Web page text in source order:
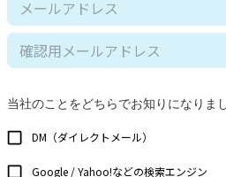
当社のことをどちらでお知りになりま
DM（ダイレクトメール）
Google / Yahoo!などの検索エンジン